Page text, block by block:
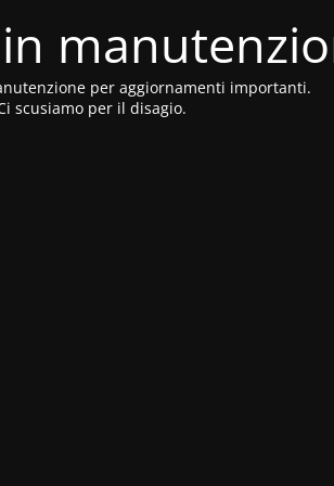
per aggiornamenti importanti.
scusiamo per il disagio.